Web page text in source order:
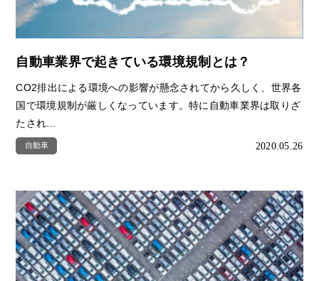
自動車業界で起きている環境規制とは？
CO2排出による環境への影響が懸念されてから久しく、世界各
国で環境規制が厳しくなっています。特に自動車業界は取りざ
たされ...
自動車 2020.05.26